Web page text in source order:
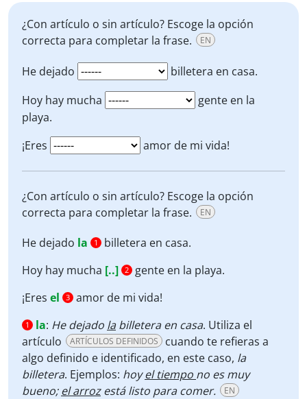
¿Con artículo o sin artículo? Escoge la opción
correcta para completar la frase.
EN
He dejado
billetera en casa.
Hoy hay mucha
gente en la
playa.
¡Eres
amor de mi vida!
¿Con artículo o sin artículo? Escoge la opción
correcta para completar la frase.
EN
He dejado la 1
billetera en casa.
Hoy hay mucha [..] 2
gente en la playa.
¡Eres el 3 amor de mi vida!
1 la: He dejado labilletera en casa. Utiliza el
artículo
ARTÍCULOS DEFINIDOS
cuando te refieras a
algo definido e identificado, en este caso, la
billetera. Ejemplos: hoyel tiempo no es muy
bueno;el arrozestá listo para comer. EN